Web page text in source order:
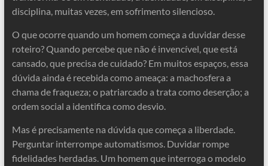
disciplina, muitas vezes, em sofrimento silencioso.
O que ocorre quando um homem começa a duvidar desse
roteiro? Quando percebe que não é invencível, que está
cansado, que precisa de cuidado? Em muitos espaços, essa
dúvida ainda é recebida como ameaça: a machosfera a
chama de fraqueza; o patriarcado a trata como deserção; a
ordem social a identifica como desvio.
Mas é precisamente na dúvida que começa a liberdade.
Perguntar interrompe automatismos. Duvidar rompe
fidelidades herdadas. Um homem que interroga o modelo